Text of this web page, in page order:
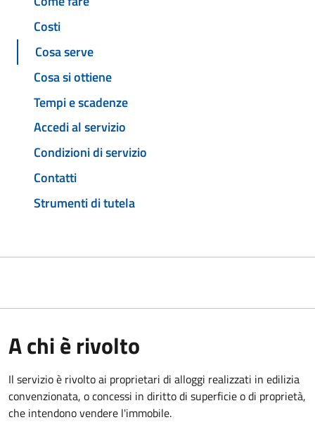
Costi
Cosa serve
Cosa si ottiene
Tempi e scadenze
Accedi al servizio
Condizioni di servizio
Contatti
Strumenti di tutela
A chi è rivolto
Il servizio è rivolto ai proprietari di alloggi realizzati in edilizia
convenzionata, o concessi in diritto di superficie o di proprietà,
che intendono vendere l'immobile.